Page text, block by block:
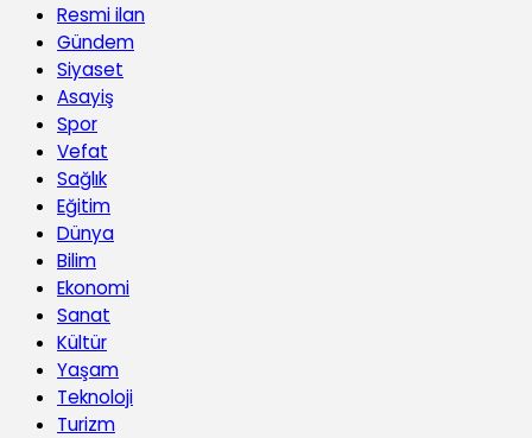
Resmi ilan
Gündem
Siyaset
Asayiş
Spor
Vefat
Sağlık
Eğitim
Dünya
Bilim
Ekonomi
Sanat
Kültür
Yaşam
Teknoloji
Turizm